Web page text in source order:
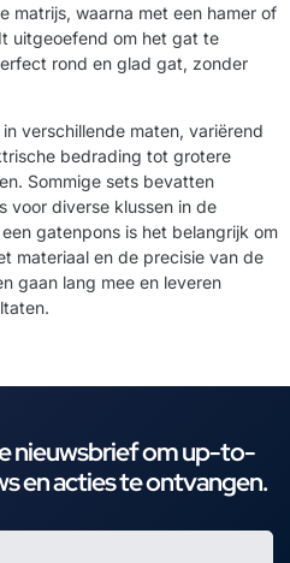
matrijs, waarna met een hamer of
uitgeoefend om het gat te
rond en glad gat, zonder
verschillende maten, variërend
bedrading tot grotere
Sommige sets bevatten
voor diverse klussen in de
gatenpons is het belangrijk om
materiaal en de precisie van de
gaan lang mee en leveren
nieuwsbrief om up-to-
en acties te ontvangen.